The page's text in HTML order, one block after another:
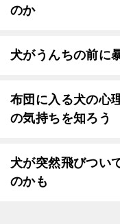
のか
犬がうんちの前に
布団に入る犬の心
の気持ちを知ろう
犬が突然飛びつい
のかも